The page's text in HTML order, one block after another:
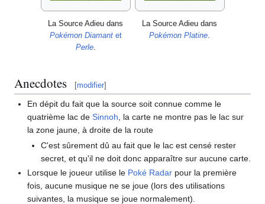
La Source Adieu dans
Pokémon Diamantet
Perle.
La Source Adieu dans
Pokémon Platine.
Anecdotes [modifier]
En dépit du fait que la source soit connue comme le
quatrième lac deSinnoh , la carte ne montre pas le lac sur
la zone jaune, à droite de la route
C'est sûrement dû au fait que le lac est censé rester
secret, et qu'il ne doit donc apparaître sur aucune carte.
Lorsque le joueur utilise le Poké Radar pour la première
fois, aucune musique ne se joue (lors des utilisations
suivantes, la musique se joue normalement).